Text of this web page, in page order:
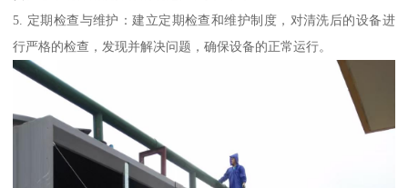
5. 定期检查与维护：建立定期检查和维护制度，对清洗后的设备进
行严格的检查，发现并解决问题，确保设备的正常运行。